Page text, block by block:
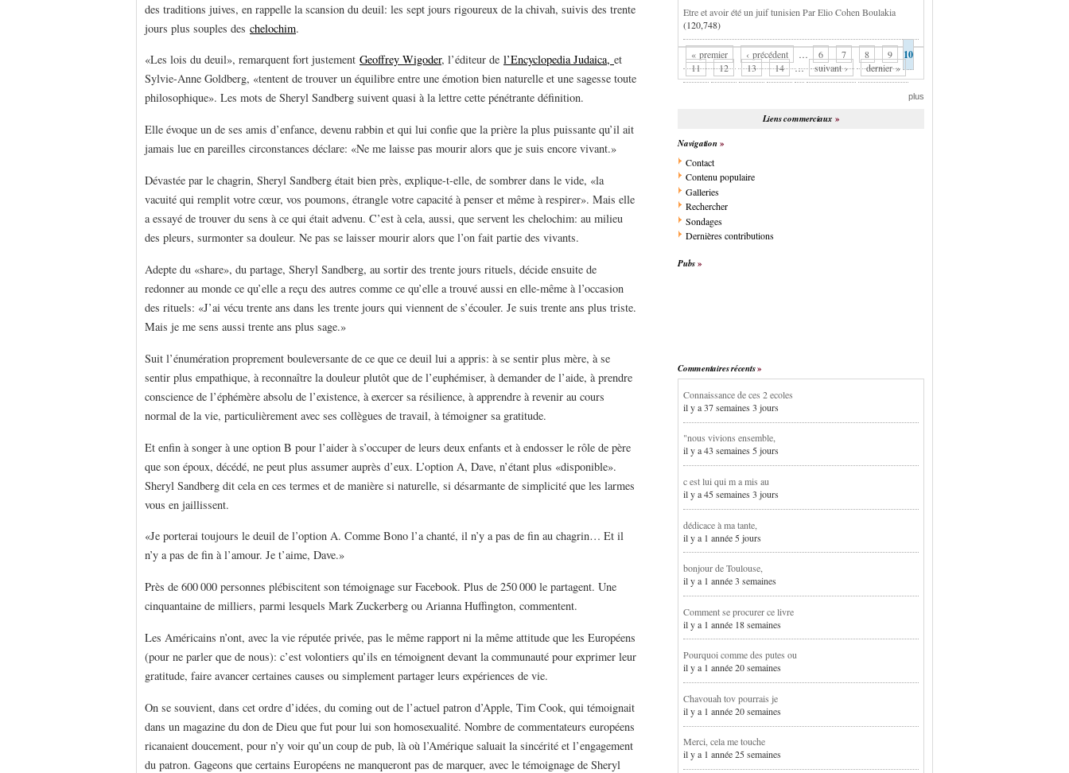
des traditions juives, en rappelle la scansion du deuil: les sept jours rigoureux de la chivah, suivis des trente
jours plus souples des chelochim.
«Les lois du deuil», remarquent fort justement Geoffrey Wigoder, l’éditeur de l’Encyclopedia Judaica, et
Sylvie-Anne Goldberg, «tentent de trouver un équilibre entre une émotion bien naturelle et une sagesse toute
philosophique». Les mots de Sheryl Sandberg suivent quasi à la lettre cette pénétrante définition.
Elle évoque un de ses amis d’enfance, devenu rabbin et qui lui confie que la prière la plus puissante qu’il ait
jamais lue en pareilles circonstances déclare: «Ne me laisse pas mourir alors que je suis encore vivant.»
Dévastée par le chagrin, Sheryl Sandberg était bien près, explique-t-elle, de sombrer dans le vide, «la
vacuité qui remplit votre cœur, vos poumons, étrangle votre capacité à penser et même à respirer». Mais elle
a essayé de trouver du sens à ce qui était advenu. C’est à cela, aussi, que servent les chelochim: au milieu
des pleurs, surmonter sa douleur. Ne pas se laisser mourir alors que l’on fait partie des vivants.
Adepte du «share», du partage, Sheryl Sandberg, au sortir des trente jours rituels, décide ensuite de
redonner au monde ce qu’elle a reçu des autres comme ce qu’elle a trouvé aussi en elle-même à l’occasion
des rituels: «J’ai vécu trente ans dans les trente jours qui viennent de s’écouler. Je suis trente ans plus triste.
Mais je me sens aussi trente ans plus sage.»
Suit l’énumération proprement bouleversante de ce que ce deuil lui a appris: à se sentir plus mère, à se
sentir plus empathique, à reconnaître la douleur plutôt que de l’euphémiser, à demander de l’aide, à prendre
conscience de l’éphémère absolu de l’existence, à exercer sa résilience, à apprendre à revenir au cours
normal de la vie, particulièrement avec ses collègues de travail, à témoigner sa gratitude.
Et enfin à songer à une option B pour l’aider à s’occuper de leurs deux enfants et à endosser le rôle de père
que son époux, décédé, ne peut plus assumer auprès d’eux. L’option A, Dave, n’étant plus «disponible».
Sheryl Sandberg dit cela en ces termes et de manière si naturelle, si désarmante de simplicité que les larmes
vous en jaillissent.
«Je porterai toujours le deuil de l’option A. Comme Bono l’a chanté, il n’y a pas de fin au chagrin… Et il
n’y a pas de fin à l’amour. Je t’aime, Dave.»
Près de 600 000 personnes plébiscitent son témoignage sur Facebook. Plus de 250 000 le partagent. Une
cinquantaine de milliers, parmi lesquels Mark Zuckerberg ou Arianna Huffington, commentent.
Les Américains n’ont, avec la vie réputée privée, pas le même rapport ni la même attitude que les Européens
(pour ne parler que de nous): c’est volontiers qu’ils en témoignent devant la communauté pour exprimer leur
gratitude, faire avancer certaines causes ou simplement partager leurs expériences de vie.
On se souvient, dans cet ordre d’idées, du coming out de l’actuel patron d’Apple, Tim Cook, qui témoignait
dans un magazine du don de Dieu que fut pour lui son homosexualité. Nombre de commentateurs européens
ricanaient doucement, pour n’y voir qu’un coup de pub, là où l’Amérique saluait la sincérité et l’engagement
du patron. Gageons que certains Européens ne manqueront pas de marquer, avec le témoignage de Sheryl
Etre et avoir été un juif tunisien Par Elio Cohen Boulakia
(120,748)
« premier ‹ précédent … 6 7 8 9 10
11 12 13 14 … suivant › dernier »
plus
Liens commerciaux
Navigation
Contact
Contenu populaire
Galleries
Rechercher
Sondages
Dernières contributions
Pubs
Commentaires récents
Connaissance de ces 2 ecoles
il y a 37 semaines 3 jours
"nous vivions ensemble,
il y a 43 semaines 5 jours
c est lui qui m a mis au
il y a 45 semaines 3 jours
dédicace à ma tante,
il y a 1 année 5 jours
bonjour de Toulouse,
il y a 1 année 3 semaines
Comment se procurer ce livre
il y a 1 année 18 semaines
Pourquoi comme des putes ou
il y a 1 année 20 semaines
Chavouah tov pourrais je
il y a 1 année 20 semaines
Merci, cela me touche
il y a 1 année 25 semaines